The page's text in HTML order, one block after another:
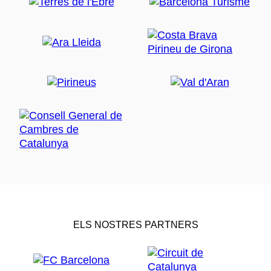
ELS NOSTRES PARTNERS